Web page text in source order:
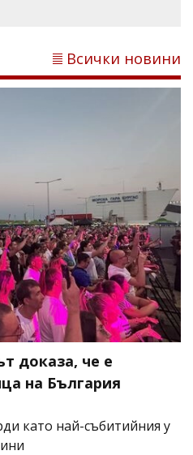
Всички новини
доказа, че е
на България
като най-събитийния у